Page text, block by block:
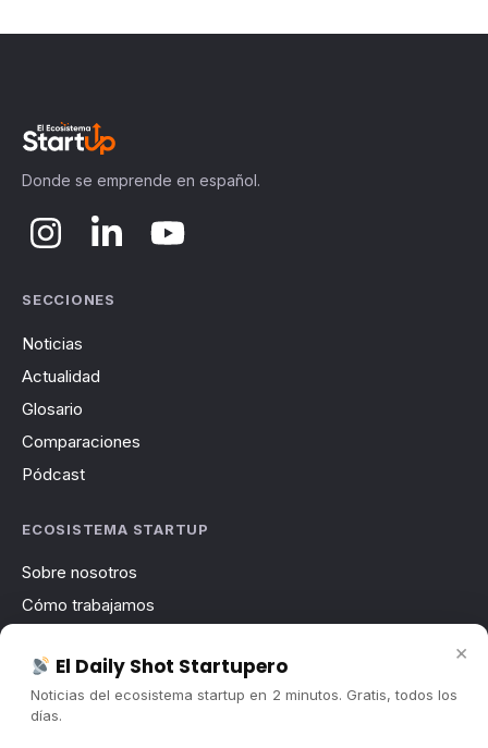
Donde se emprende en español.
SECCIONES
Noticias
Actualidad
Glosario
Comparaciones
Pódcast
ECOSISTEMA STARTUP
Sobre nosotros
Cómo trabajamos
Contacto
Publicidad
×
El Daily Shot Startupero
Noticias del ecosistema startup en 2 minutos. Gratis, todos los
días.